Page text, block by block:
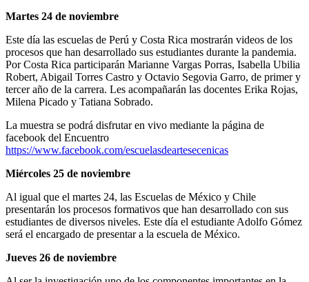
Martes 24 de noviembre
Este día las escuelas de Perú y Costa Rica mostrarán videos de los
procesos que han desarrollado sus estudiantes durante la pandemia.
Por Costa Rica participarán Marianne Vargas Porras, Isabella Ubilia
Robert, Abigail Torres Castro y Octavio Segovia Garro, de primer y
tercer año de la carrera. Les acompañarán las docentes Erika Rojas,
Milena Picado y Tatiana Sobrado.
La muestra se podrá disfrutar en vivo mediante la página de
facebook del Encuentro
https://www.facebook.com/escuelasdeartesecenicas
Miércoles 25 de noviembre
Al igual que el martes 24, las Escuelas de México y Chile
presentarán los procesos formativos que han desarrollado con sus
estudiantes de diversos niveles. Este día el estudiante Adolfo Gómez
será el encargado de presentar a la escuela de México.
Jueves 26 de noviembre